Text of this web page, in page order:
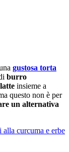
gustosa torta
burro
insieme a
questo non è per
un alternativa
alla curcuma e erbe